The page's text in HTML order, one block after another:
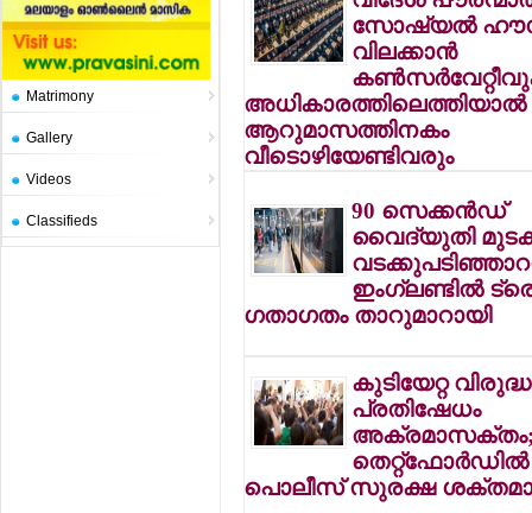
Matrimony
Gallery
Videos
Classifieds
സോഷ്യല്‍
വിലക്കാന്‍
അധികാരത്തിലെത്തിയാല്‍
ആറുമാസത്തിനകം
വീടൊഴിയേണ്ടിവരും
90 സെക്കന്‍ഡ്
വൈദ്യുതി
ഇംഗ്ലണ്ടില്‍
ഗതാഗതം താറുമാറായി
കുടിയേറ്റ വിരുദ്ധ
പ്രതിഷേധം
തെറ്റ്ഫോര്‍ഡില്‍
പൊലീസ് സുരക്ഷ